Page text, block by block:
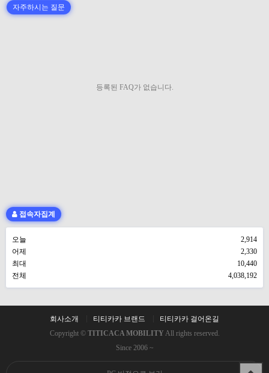
자주하시는 질문
등록된 FAQ가 없습니다.
접속자집계
오늘
2,914
어제
2,330
최대
10,440
전체
4,038,192
회사소개 티티카카 브랜드
티티카카 걸어온길
Copyright © TITICACA MOBILITY All rights reserved.
Since 2006 ~